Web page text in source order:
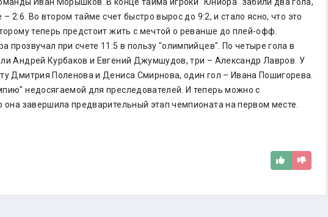
2:6. Во втором тайме счет быстро вырос до 9:2, и стало ясно, что это
теперь предстоит жить с мечтой о реванше до плей-офф.
прозвучал при счете 11:5 в пользу "олимпийцев". По четыре гола в
Андрей Курбаков и Евгений Джумшудов, три – Александр Лавров. У
Дмитрия Поленова и Дениса Смирнова, один гол – Ивана Пошигорева.
недосягаемой для преследователей. И теперь можно с
она завершила предварительный этап чемпионата на первом месте.